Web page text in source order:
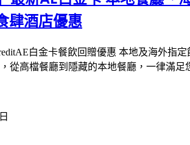
肆酒店優惠
白金卡餐飲回贈優惠 本地及海外指
從高檔餐廳到隱藏的本地餐廳，一律滿